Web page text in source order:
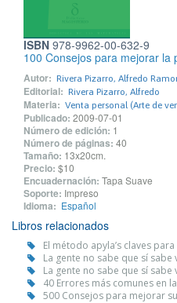
ISBN 978-9962-00-632-9
100 Consejos para mejorar la
Autor: Rivera Pizarro, Alfredo
Editorial: Rivera Pizarro, Alfredo
Materia: Venta personal (Arte de
Publicado: 2009-07-01
Número de edición: 1
Número de páginas: 40
Tamaño: 13x20cm.
Precio: $10
Encuadernación: Tapa Suave
Soporte: Impreso
Idioma: Español
Libros relacionados
El método apyla’s claves
La gente no sabe que sí sabe
La gente no sabe que sí sabe
40 Errores más comunes en
500 Consejos para mejorar